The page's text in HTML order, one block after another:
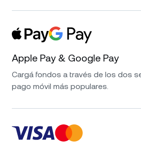
Apple Pay & Google Pay
Cargá fondos a través de los dos
pago móvil más populares.